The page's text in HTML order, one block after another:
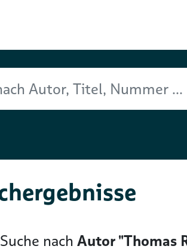
...
nach Autor "Thomas